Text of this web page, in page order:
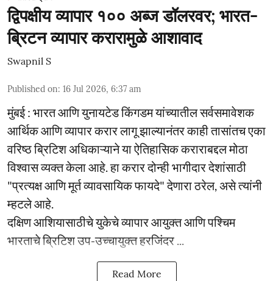
द्विपक्षीय व्यापार १०० अब्ज डॉलरवर; भारत-
ब्रिटन व्यापार करारामुळे आशावाद
Swapnil S
Published on: 16 Jul 2026, 6:37 am
मुंबई : भारत आणि युनायटेड किंगडम यांच्यातील सर्वसमावेशक
आर्थिक आणि व्यापार करार लागू झाल्यानंतर काही तासांतच एका
वरिष्ठ ब्रिटिश अधिकाऱ्याने या ऐतिहासिक कराराबद्दल मोठा
विश्वास व्यक्त केला आहे. हा करार दोन्ही भागीदार देशांसाठी
"प्रत्यक्ष आणि मूर्त व्यावसायिक फायदे" देणारा ठरेल, असे त्यांनी
म्हटले आहे.
दक्षिण आशियासाठीचे युकेचे व्यापार आयुक्त आणि पश्चिम
भारताचे ब्रिटिश उप-उच्चायुक्त हरजिंदर ...
Read More